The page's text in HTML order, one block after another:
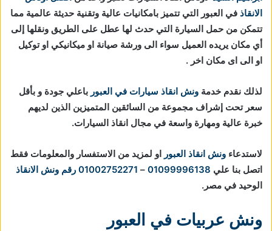
الانقاذ في العبور التي تتميز بامكانيات عالية وتقنية حديثة عالمية مما
تتمكن من حمل السيارة التي حدث لها عطل على الطريق ونقلها إلى
أي مكان يريده العميل سواء الى ورشة صيانة او ميكانيكي او توكيل
او الى اى مكان اخر .
لذلك نقدم خدمة ونش انقاذ سيارات في العبور باعلي جودة و بأقل
سعر تحت إشراف مجموعة من السائقين المتميزين الذين لديهم
خبرة عالية ومهارة واسعة في مجال انقاذ السيارات.
لاستدعاء ونش انقاذ العبور
او لمزيد من الاستفسار والمعلومات فقط
اتصل بنا علي 01099996138
–
01002752271 رقم ونش الانقاذ
الوحيد في مصر.
ونش عربيات في العبور